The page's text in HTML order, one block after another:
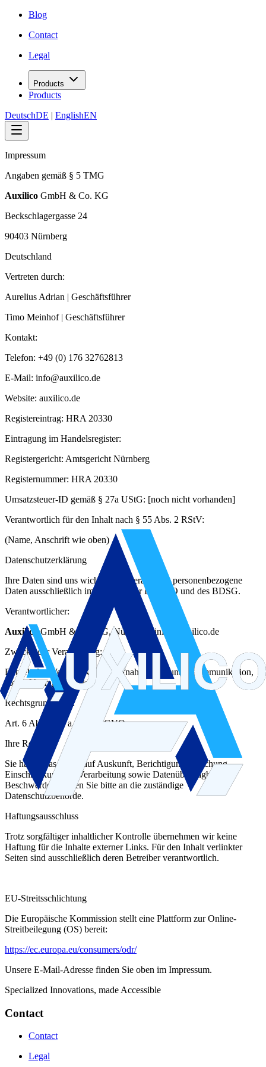
Blog
Contact
Legal
Products
Products
DeutschDE | EnglishEN
Impressum
Angaben gemäß § 5 TMG
Auxilico GmbH & Co. KG
Beckschlagergasse 24
90403 Nürnberg
Deutschland
Vertreten durch:
Aurelius Adrian | Geschäftsführer
Timo Meinhof | Geschäftsführer
Kontakt:
Telefon: +49 (0) 176 32762813
E-Mail: info@auxilico.de
Website: auxilico.de
Registereintrag: HRA 20330
Eintragung im Handelsregister:
Registergericht: Amtsgericht Nürnberg
Registernummer: HRA 20330
Umsatzsteuer-ID gemäß § 27a UStG: [noch nicht vorhanden]
Verantwortlich für den Inhalt nach § 55 Abs. 2 RStV:
(Name, Anschrift wie oben)
Datenschutzerklärung
Ihre Daten sind uns wichtig. Wir verarbeiten personenbezogene
Daten ausschließlich im Rahmen der DSGVO und des BDSG.
Verantwortlicher:
Auxilico GmbH & Co. KG, Nürnberg, info@auxilico.de
Zwecke der Verarbeitung:
Betrieb der Website, Kontaktaufnahme & Kundenkommunikation,
sowie Vertragsabwicklung
Rechtsgrundlagen:
Art. 6 Abs. 1 lit. a, b, f DSGVO
Ihre Rechte:
Sie haben das Recht auf Auskunft, Berichtigung, Löschung,
Einschränkung der Verarbeitung sowie Datenübertragbarkeit.
Beschwerden richten Sie bitte an die zuständige
Datenschutzbehörde.
Haftungsausschluss
Trotz sorgfältiger inhaltlicher Kontrolle übernehmen wir keine
Haftung für die Inhalte externer Links. Für den Inhalt verlinkter
Seiten sind ausschließlich deren Betreiber verantwortlich.
EU-Streitsschlichtung
Die Europäische Kommission stellt eine Plattform zur Online-
Streitbeilegung (OS) bereit:
https://ec.europa.eu/consumers/odr/
Unsere E-Mail-Adresse finden Sie oben im Impressum.
Specialized Innovations, made Accessible
Contact
Contact
Legal